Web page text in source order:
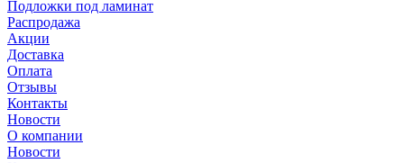
Подложки под ламинат
Распродажа
Акции
Доставка
Оплата
Отзывы
Контакты
Новости
О компании
Новости